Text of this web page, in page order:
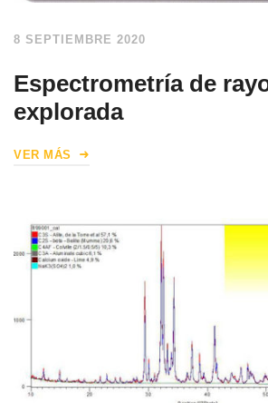
8 SEPTIEMBRE 2020
Espectrometría de
explorada
VER MÁS